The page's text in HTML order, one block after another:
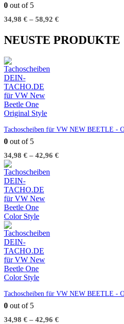
0 out of 5
34,98 € – 58,92 €
NEUSTE PRODUKTE
Tachoscheiben für VW NEW BEETLE -
0 out of 5
34,98 € – 42,96 €
Tachoscheiben für VW NEW BEETLE -
0 out of 5
34,98 € – 42,96 €